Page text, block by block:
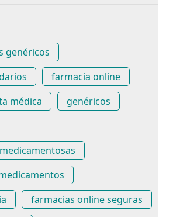
genéricos
farmacia online
médica
genéricos
farmacias online seguras